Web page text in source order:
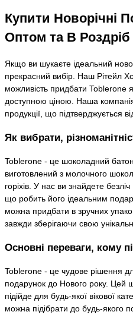
Купити Новорічні
Оптом та В Роздріб
Якщо ви шукаєте ідеальний
прекрасний вибір. Наш Рітейл
можливість придбати Toblerone
доступною ціною. Наша компанія
продукції, що підтверджується
Як вибрати,
Toblerone - це шоколадний
виготовлений з молочного
горіхів. У нас ви знайдете
що робить його ідеальним
можна придбати в зручних
завжди зберігаючи свою
Основні переваги, кому
Toblerone - це чудове рішення
подарунок до Нового року. Цей
підійде для будь-якої вікової
можна підібрати до будь-якого